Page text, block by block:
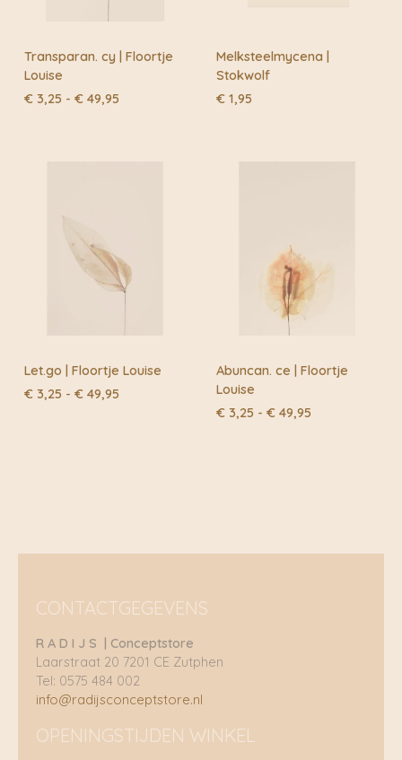
Transparan. cy | Floortje
Louise
€ 3,25 - € 49,95
Melksteelmycena |
Stokwolf
€ 1,95
Let.go | Floortje Louise
€ 3,25 - € 49,95
Abuncan. ce | Floortje
Louise
€ 3,25 - € 49,95
CONTACTGEGEVENS
R A D I J S | Conceptstore
Laarstraat 20 7201 CE Zutphen
Tel: 0575 484 002
info@radijsconceptstore.nl
OPENINGSTIJDEN WINKEL